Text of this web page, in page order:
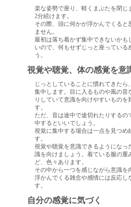
楽な姿勢で座り、軽くまぶたを閉じ
2分続けます。
その際、頭に何かが浮かんでくると
ません。
最初は落ち着かず集中できないかも
いので、何もせずじっと座っている
う。
視覚や聴覚、体の感覚を意
じっとしていることに慣れてきたら
集中します。目に入るものや風の音
りしていて意識を向けやすいものを
す。
ただ、音は途中で途切れたりするの
中するといいでしょう。
視覚に集中する場合は一点を見つめ
す。
視覚や聴覚を意識できるようになっ
識を向けましょう。着ている服の重
ど、色々あります。
その中から一つを感じながら意識を
浮かんでくる雑念や感情には反応し
す。
自分の感覚に気づく